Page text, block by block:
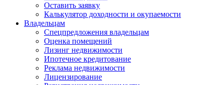
Оставить заявку
Калькулятор доходности и окупаемости
Владельцам
Спецпредложения владельцам
Оценка помещений
Лизинг недвижимости
Ипотечное кредитование
Реклама недвижимости
Лицензирование